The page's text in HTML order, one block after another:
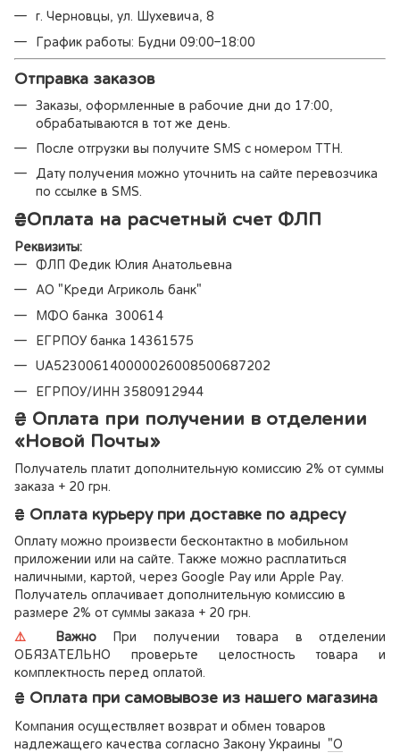
г. Черновцы, ул. Шухевича, 8
График работы: Будни 09:00–18:00
Отправка заказов
Заказы, оформленные в рабочие дни до 17:00,
обрабатываются в тот же день.
После отгрузки вы получите SMS с номером ТТН.
Дату получения можно уточнить на сайте перевозчика
по ссылке в SMS.
₴Оплата на расчетный счет ФЛП
Реквизиты:
ФЛП Федик Юлия Анатольевна
АО "Креди Агриколь банк"
МФО банка 300614
ЕГРПОУ банка 14361575
UA523006140000026008500687202
ЕГРПОУ/ИНН 3580912944
₴ Оплата при получении в отделении
«Новой Почты»
Получатель платит дополнительную комиссию 2% от суммы
заказа + 20 грн.
₴ Оплата курьеру при доставке по адресу
Оплату можно произвести бесконтактно в мобильном
приложении или на сайте. Также можно расплатиться
наличными, картой, через Google Pay или Apple Pay.
Получатель оплачивает дополнительную комиссию в
размере 2% от суммы заказа + 20 грн.
⚠️
ВажноПри получении товара в отделении
ОБЯЗАТЕЛЬНО проверьте целостность товара и
комплектность перед оплатой.
₴ Оплата при самовывозе из нашего магазина
Компания осуществляет возврат и обмен товаров
надлежащего качества согласно Закону Украины "О